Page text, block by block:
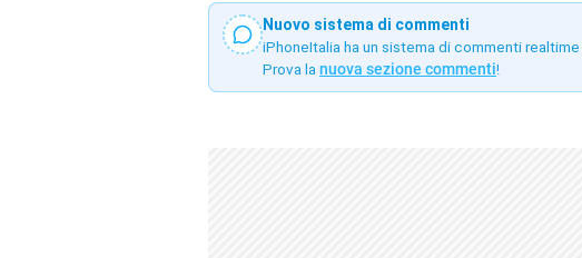
Nuovo sistema di commenti
iPhoneItalia ha un sistema di commenti
Prova la nuova sezione commenti!